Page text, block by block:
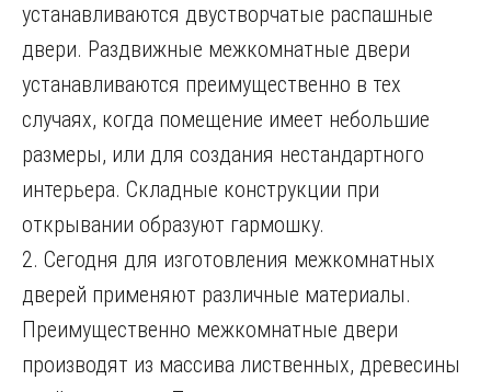
устанавливаются двустворчатые распашные
двери. Раздвижные межкомнатные двери
устанавливаются преимущественно в тех
случаях, когда помещение имеет небольшие
размеры, или для создания нестандартного
интерьера. Складные конструкции при
открывании образуют гармошку.
2. Сегодня для изготовления межкомнатных
дверей применяют различные материалы.
Преимущественно межкомнатные двери
производят из массива лиственных, древесины